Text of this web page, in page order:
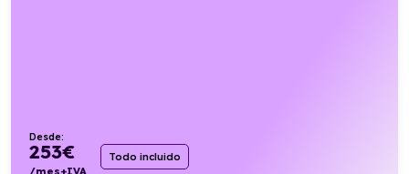
Desde:
253€
/mes+IVA
Todo incluido